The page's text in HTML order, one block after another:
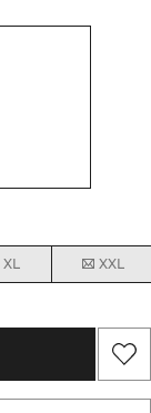
XL XXL